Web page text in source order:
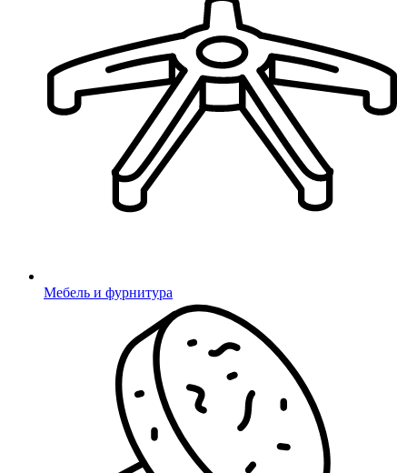
Мебель и фурнитура